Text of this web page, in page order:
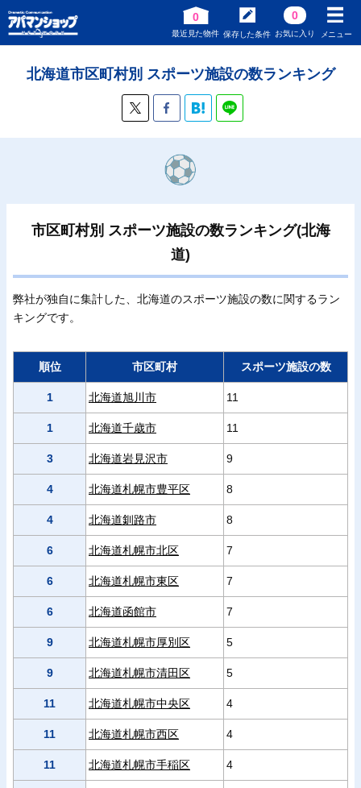
0
最近見た物件 保存した条件
0
お気に入り メニュー
北海道市区町村別 スポーツ施設の数ランキング
市区町村別 スポーツ施設の数ランキング(北海
道)
弊社が独自に集計した、北海道のスポーツ施設の数に関するラン
キングです。
順位 市区町村 スポーツ施設の数
1 北海道旭川市 11
1 北海道千歳市 11
3 北海道岩見沢市 9
4 北海道札幌市豊平区 8
4 北海道釧路市 8
6 北海道札幌市北区 7
6 北海道札幌市東区 7
6 北海道函館市 7
9 北海道札幌市厚別区 5
9 北海道札幌市清田区 5
11 北海道札幌市中央区 4
11 北海道札幌市西区 4
11 北海道札幌市手稲区 4